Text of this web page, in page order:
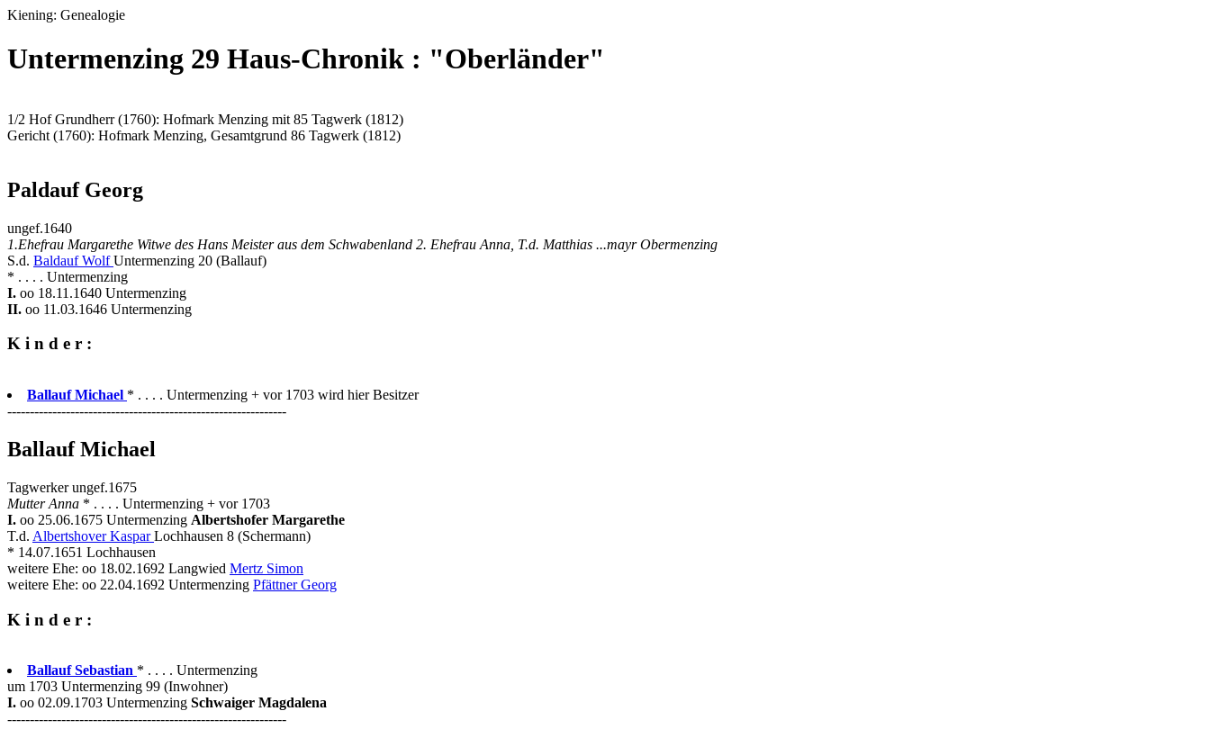
Kiening: Genealogie
Untermenzing 29 Haus-Chronik : "Oberländer"
1/2 Hof Grundherr (1760): Hofmark Menzing mit 85 Tagwerk (1812)
Gericht (1760): Hofmark Menzing, Gesamtgrund 86 Tagwerk (1812)
Paldauf Georg
ungef.1640
1.Ehefrau Margarethe Witwe des Hans Meister aus dem Schwabenland 2. Ehefrau Anna, T.d. Matthias ...mayr Obermenzing
S.d. Baldauf WolfUntermenzing 20 (Ballauf)
* . . . . Untermenzing
I. oo 18.11.1640 Untermenzing
II. oo 11.03.1646 Untermenzing
K i n d e r :
Ballauf Michael * . . . . Untermenzing + vor 1703 wird hier Besitzer
--------------------------------------------------------------
Ballauf Michael
Tagwerker ungef.1675
Mutter Anna * . . . . Untermenzing + vor 1703
I. oo 25.06.1675 Untermenzing Albertshofer Margarethe
T.d. Albertshover KasparLochhausen 8 (Schermann)
* 14.07.1651 Lochhausen
weitere Ehe: oo 18.02.1692 Langwied Mertz Simon
weitere Ehe: oo 22.04.1692 Untermenzing Pfättner Georg
K i n d e r :
Ballauf Sebastian * . . . . Untermenzing
um 1703 Untermenzing 99 (Inwohner)
I. oo 02.09.1703 Untermenzing Schwaiger Magdalena
--------------------------------------------------------------